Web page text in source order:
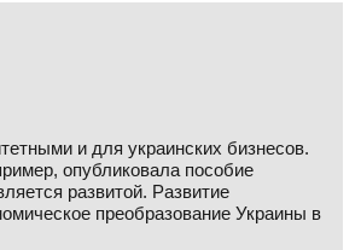
и для украинских бизнесов.
опубликовала пособие
развитой. Развитие
преобразование Украины в